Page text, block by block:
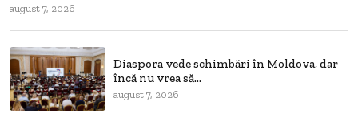
august 7, 2026
Diaspora vede schimbări în Moldova, dar
încă nu vrea să...
august 7, 2026